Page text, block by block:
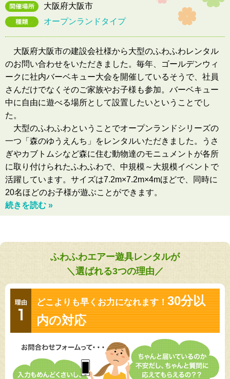
大阪府大阪市
オープンランドタイプ
大阪府大阪市の建設会社様から大型のふわふわレンタル
のお問い合わせをいただきました。毎年、ゴールデンウィ
ークに社内バーベキュー大会を開催しているそうで、社員
さんだけでなくそのご家族やお子様も参加。バーベキュー
中に自由に遊べる場所として設置したいということでし
た。
大型のふわふわということでオープンランドシリーズの
一つ「森のゆうえんち」をレンタルいただきました。うさ
ぎやカブトムシなど森に住む動物達のモニュメントが各所
に取り付けられたふわふわで、中規模～大規模イベントで
活躍しています。サイズは7.2m×7.2m×4mほどで、同時に
20名ほどのお子様が遊ぶことができます。
続きを読む »
ふわふわエアー遊具レンタルが
＼選ばれる3つの理由／
どこよりも早くお力になれます！30分以
内の対応